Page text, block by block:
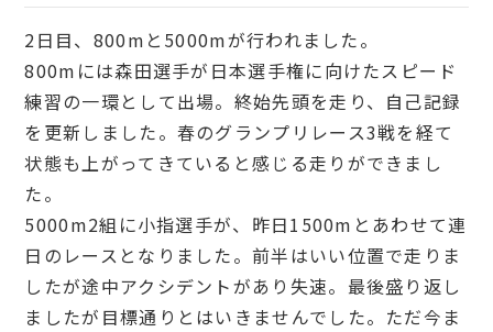
2日目、800mと5000mが行われました。
800mには森田選手が日本選手権に向けたスピード
練習の一環として出場。終始先頭を走り、自己記録
を更新しました。春のグランプリレース3戦を経て
状態も上がってきていると感じる走りができまし
た。
5000m2組に小指選手が、昨日1500mとあわせて連
日のレースとなりました。前半はいい位置で走りま
したが途中アクシデントがあり失速。最後盛り返し
ましたが目標通りとはいきませんでした。ただ今ま